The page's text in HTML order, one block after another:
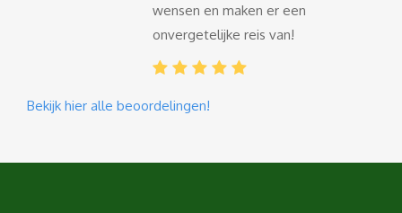
wensen en maken er een
onvergetelijke reis van!
Bekijk hier alle beoordelingen!